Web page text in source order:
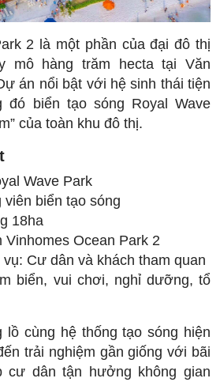
2 là một phần của đại đô thị
mô hàng trăm hecta tại Văn
án nổi bật với hệ sinh thái tiện
đó biển tạo sóng Royal Wave
của toàn khu đô thị.
Wave Park
viên biển tạo sóng
18ha
Vinhomes Ocean Park 2
Cư dân và khách tham quan
biển, vui chơi, nghỉ dưỡng, tổ
lồ cùng hệ thống tạo sóng hiện
trải nghiệm gần giống với bãi
cư dân tận hưởng không gian